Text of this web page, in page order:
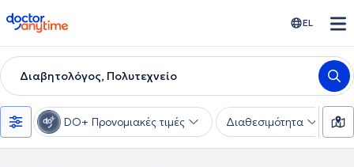
doctoranytime EL
Διαβητολόγος, Πολυτεχνείο
DO+ Προνομιακές τιμές Διαθεσιμότητα